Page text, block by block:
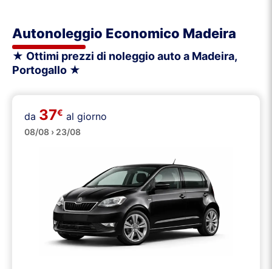
Autonoleggio Economico Madeira
★ Ottimi prezzi di noleggio auto a Madeira,
Portogallo ★
Piccole
da 37€ al giorno
08/08 › 23/08